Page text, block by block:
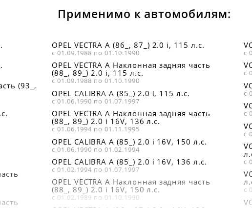
Применимо к автомобилям:
(93_,
OPEL VECTRA A (86_, 87_) 2.0 i, 115 л.с.
с 01.09.1988 по 01.10.1990
OPEL VECTRA A Наклонная задняя часть
(88_, 89_) 2.0 i, 115 л.с.
с 01.09.1988 по 01.10.1990
OPEL CALIBRA A (85_) 2.0 i, 115 л.с.
с 01.06.1990 по 01.07.1997
OPEL VECTRA A Наклонная задняя часть
(88_, 89_) 2.0 i 16V, 136 л.с.
с 01.06.1994 по 01.11.1995
OPEL CALIBRA A (85_) 2.0 i 16V, 150 л.с.
с 01.06.1990 по 01.02.1994
OPEL CALIBRA A (85_) 2.0 i 16V, 136 л.с.
с 01.02.1994 по 01.07.1997
OPEL VECTRA A Наклонная задняя часть
(88_, 89_) 2.0 i 16V, 150 л.с.
с 01.02.1989 по 01.10.1990
с
с
с
с
с
с
с